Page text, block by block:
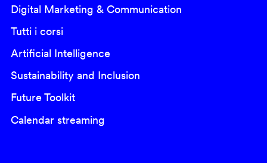
Digital Marketing & Communication
Tutti i corsi
Artificial Intelligence
Sustainability and Inclusion
Future Toolkit
Calendar streaming